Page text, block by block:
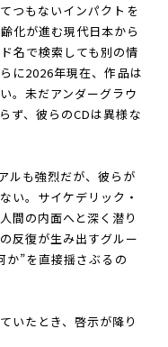
つもないインパクトを
化が進む現代日本から
名で検索しても別の情
に2026年現在、作品は
。未だアンダーグラウ
ず、彼らのCDは異様な
ルも強烈だが、彼らが
い。サイケデリック・
間の内面へと深く潜り
反復が生み出すグルー
か”を直接揺さぶるの
いたとき、啓示が降り